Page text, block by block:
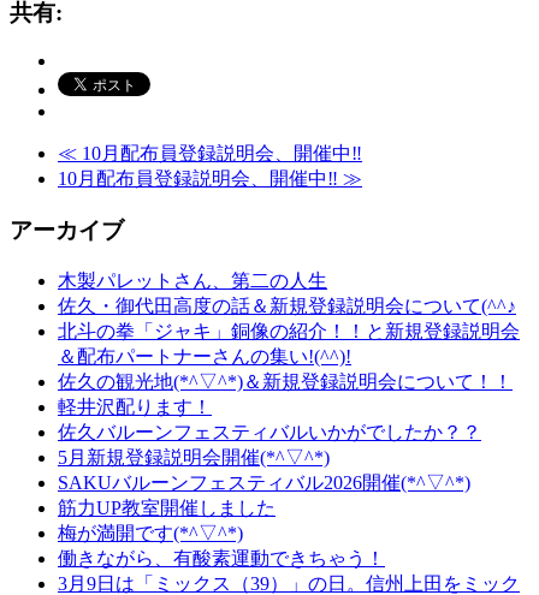
共有:
≪ 10月配布員登録説明会、開催中‼
10月配布員登録説明会、開催中‼ ≫
アーカイブ
木製パレットさん、第二の人生
佐久・御代田高度の話＆新規登録説明会について(^^♪
北斗の拳「ジャキ」銅像の紹介！！と新規登録説明会
＆配布パートナーさんの集い!(^^)!
佐久の観光地(*^▽^*)＆新規登録説明会について！！
軽井沢配ります！
佐久バルーンフェスティバルいかがでしたか？？
5月新規登録説明会開催(*^▽^*)
SAKUバルーンフェスティバル2026開催(*^▽^*)
筋力UP教室開催しました
梅が満開です(*^▽^*)
働きながら、有酸素運動できちゃう！
3月9日は「ミックス（39）」の日。信州上田をミック